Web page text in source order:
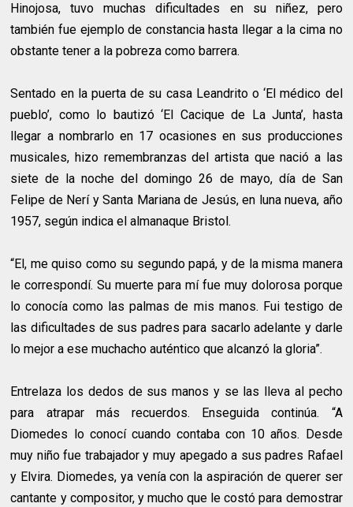
Hinojosa, tuvo muchas dificultades en su niñez, pero
también fue ejemplo de constancia hasta llegar a la cima no
obstante tener a la pobreza como barrera.
Sentado en la puerta de su casa Leandrito o ‘El médico del
pueblo’, como lo bautizó ‘El Cacique de La Junta’, hasta
llegar a nombrarlo en 17 ocasiones en sus producciones
musicales, hizo remembranzas del artista que nació a las
siete de la noche del domingo 26 de mayo, día de San
Felipe de Nerí y Santa Mariana de Jesús, en luna nueva, año
1957, según indica el almanaque Bristol.
“El, me quiso como su segundo papá, y de la misma manera
le correspondí. Su muerte para mí fue muy dolorosa porque
lo conocía como las palmas de mis manos. Fui testigo de
las dificultades de sus padres para sacarlo adelante y darle
lo mejor a ese muchacho auténtico que alcanzó la gloria”.
Entrelaza los dedos de sus manos y se las lleva al pecho
para atrapar más recuerdos. Enseguida continúa. “A
Diomedes lo conocí cuando contaba con 10 años. Desde
muy niño fue trabajador y muy apegado a sus padres Rafael
y Elvira. Diomedes, ya venía con la aspiración de querer ser
cantante y compositor, y mucho que le costó para demostrar